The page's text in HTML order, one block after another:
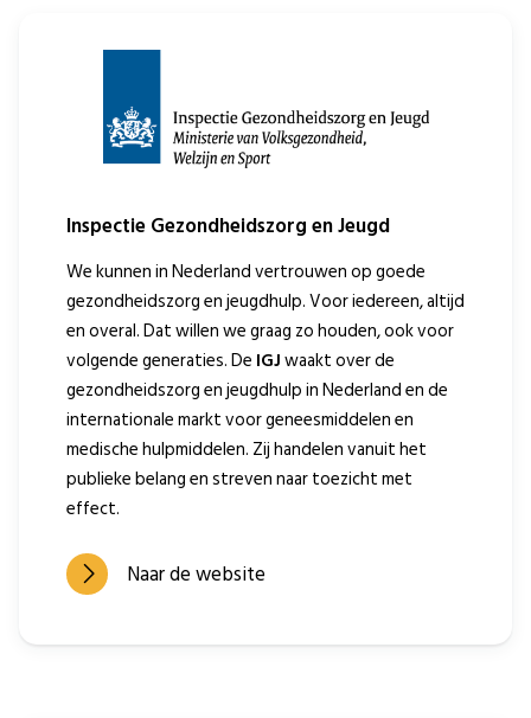
Inspectie Gezondheidszorg en Jeugd
We kunnen in Nederland vertrouwen op goede
gezondheidszorg en jeugdhulp. Voor iedereen, altijd
en overal. Dat willen we graag zo houden, ook voor
volgende generaties. De IGJwaakt over de
gezondheidszorg en jeugdhulp in Nederland en de
internationale markt voor geneesmiddelen en
medische hulpmiddelen. Zij handelen vanuit het
publieke belang en streven naar toezicht met
effect.
Naar de website